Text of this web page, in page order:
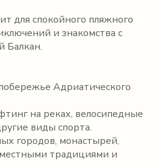
для спокойного пляжного
и знакомства с
Балкан.
Адриатического
на реках, велосипедные
виды спорта.
городов, монастырей,
местными традициями и